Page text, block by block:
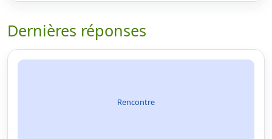
Dernières réponses
Rencontre